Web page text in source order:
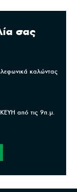
σας
καλώντας
από τις 9π.μ.